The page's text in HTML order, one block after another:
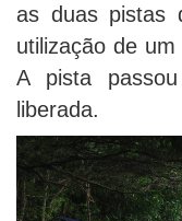
as duas pistas
utilização de
A pista
liberada.